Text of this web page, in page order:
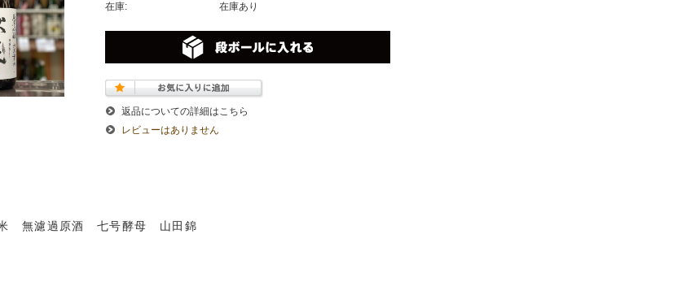
在庫: 在庫あり
返品についての詳細はこちら
レビューはありません
無濾過原酒 七号酵母 山田錦